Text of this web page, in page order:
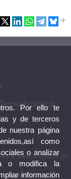
(+34) 96 354
Transparencia|Buzón
Por ello te
y de terceros
nuestra página
como
o analizar
o modifica la
información